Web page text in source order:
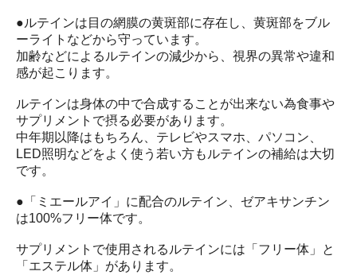
●ルテインは目の網膜の黄斑部に存在し、黄斑部をブル
ーライトなどから守っています。
加齢などによるルテインの減少から、視界の異常や違和
感が起こります。
ルテインは身体の中で合成することが出来ない為食事や
サプリメントで摂る必要があります。
中年期以降はもちろん、テレビやスマホ、パソコン、
LED照明などをよく使う若い方もルテインの補給は大切
です。
●「ミエールアイ」に配合のルテイン、ゼアキサンチン
は100%フリー体です。
サプリメントで使用されるルテインには「フリー体」と
「エステル体」があります。